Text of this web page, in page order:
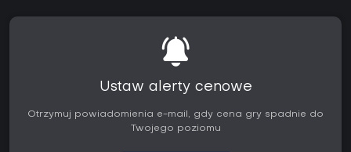
Ustaw alerty cenowe
Otrzymuj powiadomienia e-mail, gdy cena gry spadnie do
Twojego poziomu